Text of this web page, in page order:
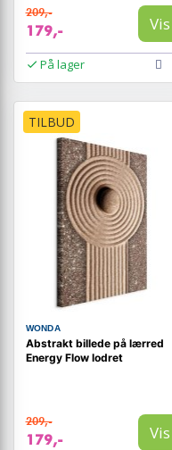
209,-
179,- Vis
På lager
TILBUD
WONDA
Abstrakt billede på lærred
Energy Flow lodret
209,-
179,- Vis